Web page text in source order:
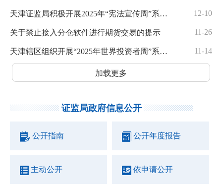
天津证监局积极开展2025年“宪法宣传周”系列活动 12-10
关于禁止接入分仓软件进行期货交易的提示 11-26
天津辖区组织开展“2025年世界投资者周”系列活动 11-14
加载更多
证监局政府信息公开
公开指南 公开年度报告
主动公开 依申请公开